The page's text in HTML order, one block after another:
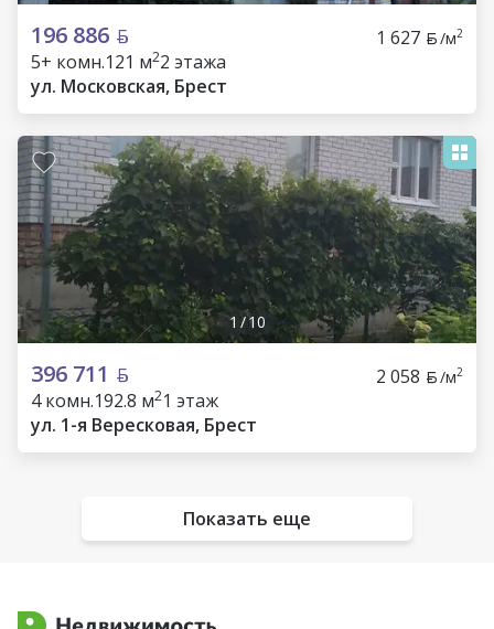
196 886 1 627 /м2
5+ комн.121 м22 этажа
ул. Московская, Брест
1 /10
396 711 2 058 /м2
4 комн.192.8 м21 этаж
ул. 1-я Вересковая, Брест
Показать еще